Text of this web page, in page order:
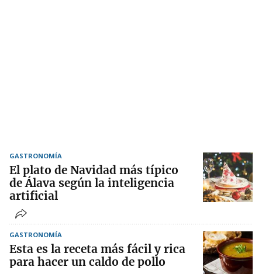
GASTRONOMÍA
El plato de Navidad más típico
de Álava según la inteligencia
artificial
GASTRONOMÍA
Esta es la receta más fácil y rica
para hacer un caldo de pollo